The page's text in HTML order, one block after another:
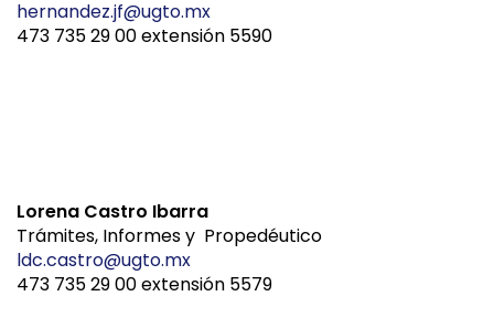
hernandez.jf@ugto.mx
473 735 29 00 extensión 5590
Lorena Castro Ibarra
Trámites, Informes y Propedéutico
ldc.castro@ugto.mx
473 735 29 00 extensión 5579